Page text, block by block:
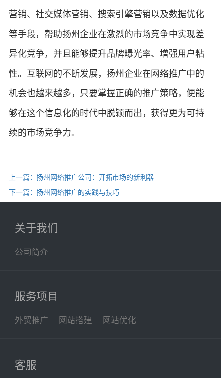
营销、社交媒体营销、搜索引擎营销以及数据优化
等手段，帮助扬州企业在激烈的市场竞争中实现差
异化竞争，并且能够提升品牌曝光率、增强用户粘
性。互联网的不断发展，扬州企业在网络推广中的
机会也越来越多，只要掌握正确的推广策略，便能
够在这个信息化的时代中脱颖而出，获得更为可持
续的市场竞争力。
上一篇：扬州网络推广公司：开拓市场的新利器
下一篇：扬州网络推广的实践与技巧
关于我们
公司简介
服务项目
外贸推广 网站搭建 网站优化
客服